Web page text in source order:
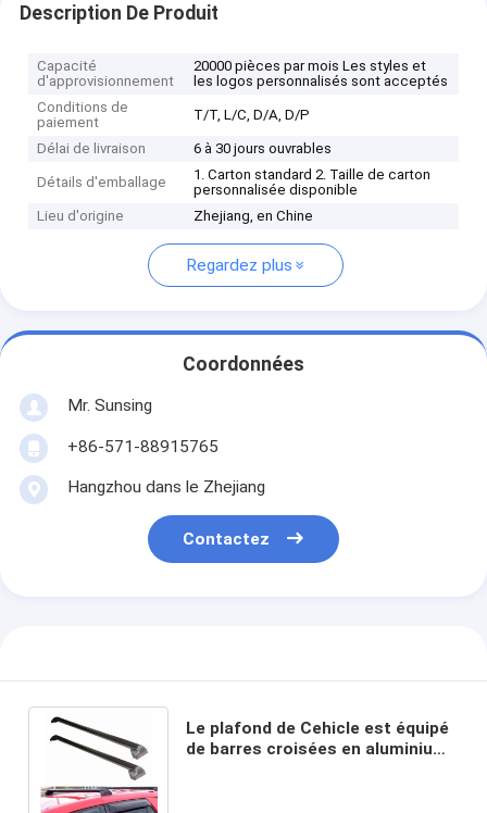
Description De Produit
Capacité
d'approvisionnement
20000 pièces par mois Les styles et
les logos personnalisés sont acceptés
Conditions de
paiement
T/T, L/C, D/A, D/P
Délai de livraison 6 à 30 jours ouvrables
Détails d'emballage
1. Carton standard 2. Taille de carton
personnalisée disponible
Lieu d'origine
Zhejiang, en Chine
Regardez plus
Coordonnées
Mr. Sunsing
+86-571-88915765
Hangzhou dans le Zhejiang
Contactez
Le plafond de Cehicle est équipé
de barres croisées en aluminium